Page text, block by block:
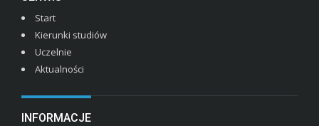
Start
Kierunki studiów
Uczelnie
Aktualności
INFORMACJE